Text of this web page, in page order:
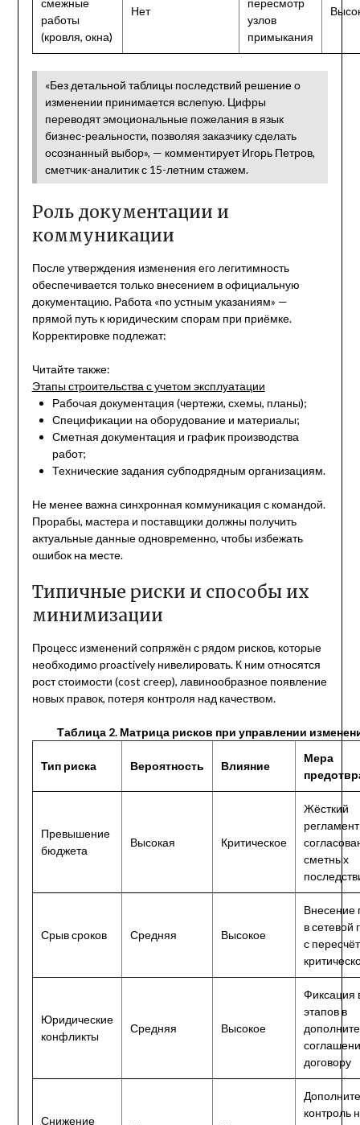
смежные
работы
(кровля, окна)
Нет
пересмотр
узлов
примыкания
«Без детальной таблицы последствий решение о
изменении принимается вслепую. Цифры
переводят эмоциональные пожелания в язык
бизнес-реальности, позволяя заказчику сделать
осознанный выбор», — комментирует Игорь Петров,
сметчик-аналитик с 15-летним стажем.
Роль документации и
коммуникации
После утверждения изменения его легитимность
обеспечивается только внесением в официальную
документацию. Работа «по устным указаниям» —
прямой путь к юридическим спорам при приёмке.
Корректировке подлежат:
Читайте также:
Этапы строительства с учетом эксплуатации
Рабочая документация (чертежи, схемы, планы);
Спецификации на оборудование и материалы;
Сметная документация и график производства
работ;
Технические задания субподрядным организациям.
Не менее важна синхронная коммуникация с командой.
Прорабы, мастера и поставщики должны получить
актуальные данные одновременно, чтобы избежать
ошибок на месте.
Типичные риски и способы их
минимизации
Процесс изменений сопряжён с рядом рисков, которые
необходимо proactively нивелировать. К ним относятся
рост стоимости (cost creep), лавинообразное появление
новых правок, потеря контроля над качеством.
Таблица 2. Матрица рисков при управлении
Тип риска Вероятность Влияние
Мера
Превышение
бюджета
Высокая Критическое
Жёсткий
регламент
сметных
Срыв сроков Средняя Высокое
Внесение
в сетевой
с
Юридические
конфликты
Средняя Высокое
Фиксация
этапов в
договору
Снижение
контроль